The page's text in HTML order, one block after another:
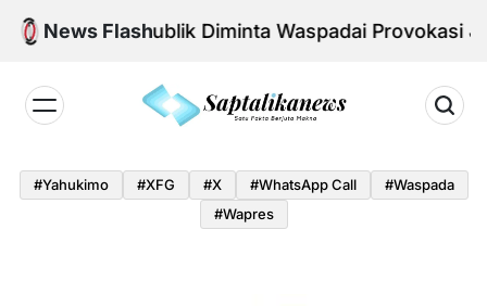
Skip
News Flash
Publik Diminta Waspadai Provokasi Jelang
#yahukimo #XFG #x #WhatsApp Call
#waspada
#Wapres